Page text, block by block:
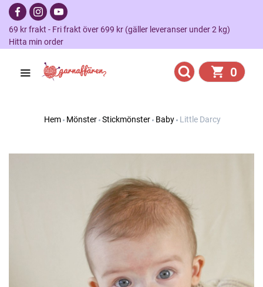
69 kr frakt - Fri frakt över 699 kr (gäller leveranser under 2 kg)
Hitta min order
0
Hem Mönster Stickmönster Baby Little Darcy